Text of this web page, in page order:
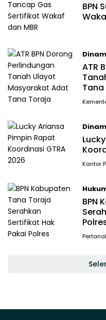
BPN
ATR
Kantor
BPN